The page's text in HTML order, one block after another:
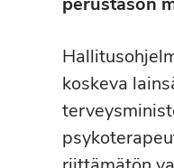
koskeva